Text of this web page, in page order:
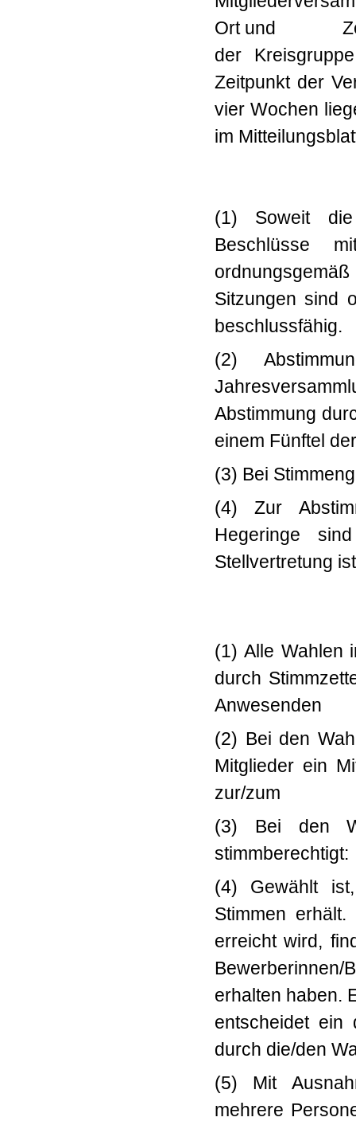
Ort und
der
Zeitpunkt der
vier Wochen
im
(1) Soweit
Beschlüsse
Sitzungen sind
beschlussfähig.
(2)
Abstimmung
einem Fünftel
(3) Bei
(4) Zur
Hegeringe
Stellvertretung
(1) Alle Wahlen
durch
Anwesenden
(2) Bei den
Mitglieder ein
zur/zum
(3) Bei den
stimmberechtigt:
(4) Gewählt
Stimmen
erreicht wird,
erhalten
entscheidet ein
durch die/den
(5) Mit
mehrere